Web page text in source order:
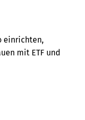
einrichten,
mit ETF und